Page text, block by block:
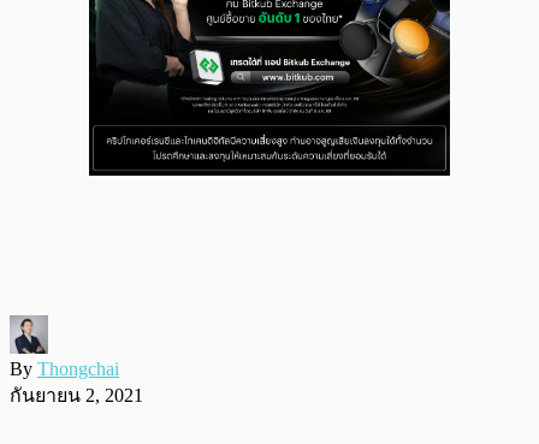
By Thongchai
กันยายน 2, 2021